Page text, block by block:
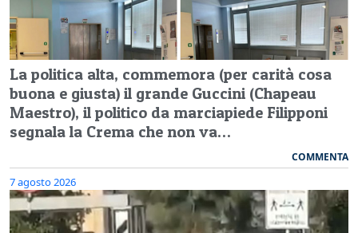
La politica alta, commemora (per carità cosa
buona e giusta) il grande Guccini (Chapeau
Maestro), il politico da marciapiede Filipponi
segnala la Crema che non va…
COMMENTA
7 agosto 2026